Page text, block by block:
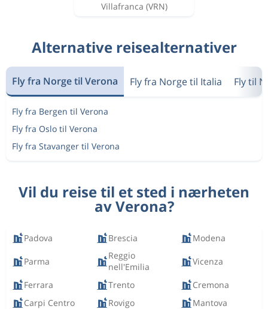
Villafranca (VRN)
Alternative reisealternativer
Fly fra Norge til Verona Fly fra Norge til Italia Fly til
Fly fra Bergen til Verona
Fly fra Oslo til Verona
Fly fra Stavanger til Verona
Vil du reise til et sted i nærheten
av Verona?
Padova Brescia Modena
Parma
Reggio
nell'Emilia
Vicenza
Ferrara Trento
Cremona
Carpi Centro
Rovigo
Mantova